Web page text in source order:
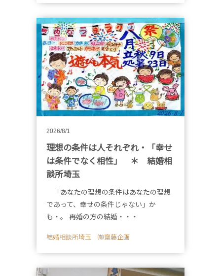
2026/8/1
理想の条件は人それぞれ・「幸せ
は条件でなく相性」 ＊ 結婚相
談所埼玉
「あなたの理想の条件はあなたの理想
であって、幸せの条件じゃない」か
も・。 再婚の方の結婚・・・
結婚相談所埼玉 ㈲齋藤企画